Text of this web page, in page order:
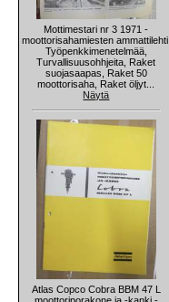
Mottimestari nr 3 1971 -
moottorisahamiesten ammattilehti,
Työpenkkimenetelmää,
Turvallisuusohhjeita, Raket
suojasaapas, Raket 50
moottorisaha, Raket öljyt...
Näytä
Atlas Copco Cobra BBM 47 L